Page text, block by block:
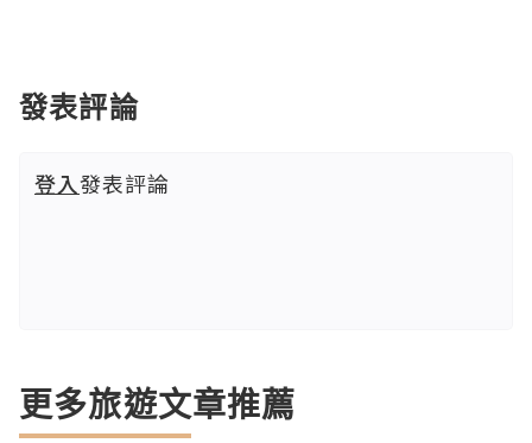
發表評論
登入發表評論
更多旅遊文章推薦